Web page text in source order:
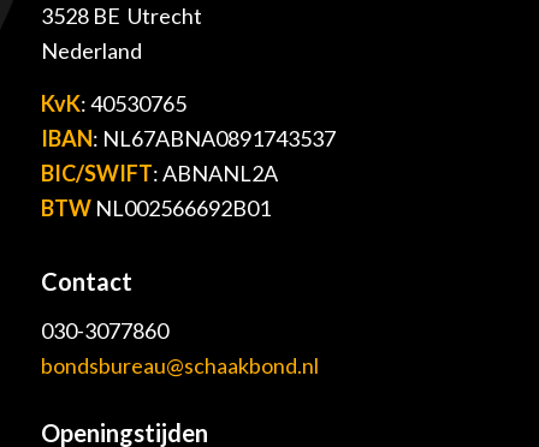
3528 BE Utrecht
Nederland
KvK: 40530765
IBAN: NL67ABNA0891743537
BIC/SWIFT: ABNANL2A
BTWNL002566692B01
Contact
030-3077860
bondsbureau@schaakbond.nl
Openingstijden